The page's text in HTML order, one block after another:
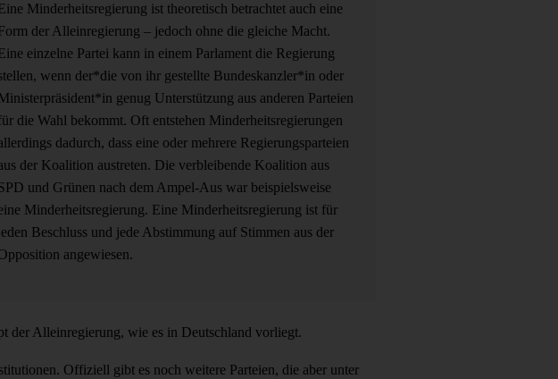
Minderheitsregierung ist theoretisch betrachtet auch eine
der Alleinregierung – jedoch ohne die gleiche Macht.
einzelne Partei kann in einem Parlament die Regierung
wenn der*die von ihr gestellte Bundeskanzler*in oder
genug Unterstützung aus anderen Parteien
die Wahl bekommt. Oft entstehen Minderheitsregierungen
dadurch, dass eine oder mehrere Regierungsparteien
der Koalition austreten. Die verbleibende Koalition aus
und Grünen nach dem Ampel-Aus war beispielsweise
Minderheitsregierung. Eine Minderheitsregierung ist für
Beschluss und jede Abstimmung auf Stimmen aus der
angewiesen.
der Alleinregierung, wie es in Deutschland vorliegt.
Offiziell gibt es noch weitere Parteien, die aber unter